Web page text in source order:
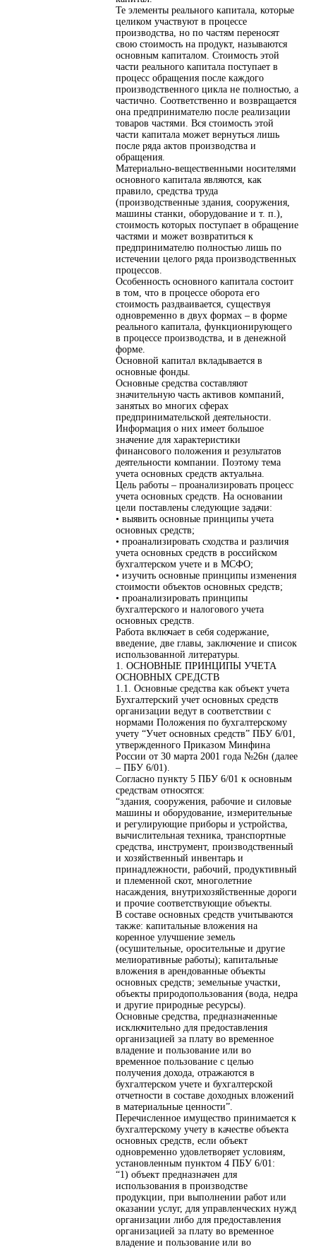
Те элементы реального капитала, которые
целиком участвуют в процессе
производства, но по частям переносят
свою стоимость на продукт, называются
основным капиталом. Стоимость этой
части реального капитала поступает в
процесс обращения после каждого
производственного цикла не полностью, а
частично. Соответственно и возвращается
она предпринимателю после реализации
товаров частями. Вся стоимость этой
части капитала может вернуться лишь
после ряда актов производства и
обращения.
Материально-вещественными носителями
основного капитала являются, как
правило, средства труда
(производственные здания, сооружения,
машины станки, оборудование и т. п.),
стоимость которых поступает в обращение
частями и может возвратиться к
предпринимателю полностью лишь по
истечении целого ряда производственных
процессов.
Особенность основного капитала состоит
в том, что в процессе оборота его
стоимость раздваивается, существуя
одновременно в двух формах – в форме
реального капитала, функционирующего
в процессе производства, и в денежной
форме.
Основной капитал вкладывается в
основные фонды.
Основные средства составляют
значительную часть активов компаний,
занятых во многих сферах
предпринимательской деятельности.
Информация о них имеет большое
значение для характеристики
финансового положения и результатов
деятельности компании. Поэтому тема
учета основных средств актуальна.
Цель работы – проанализировать процесс
учета основных средств. На основании
цели поставлены следующие задачи:
• выявить основные принципы учета
основных средств;
• проанализировать сходства и различия
учета основных средств в российском
бухгалтерском учете и в МСФО;
• изучить основные принципы изменения
стоимости объектов основных средств;
• проанализировать принципы
бухгалтерского и налогового учета
основных средств.
Работа включает в себя содержание,
введение, две главы, заключение и список
использованной литературы.
1. ОСНОВНЫЕ ПРИНЦИПЫ УЧЕТА
ОСНОВНЫХ СРЕДСТВ
1.1. Основные средства как объект учета
Бухгалтерский учет основных средств
организации ведут в соответствии с
нормами Положения по бухгалтерскому
учету “Учет основных средств” ПБУ 6/01,
утвержденного Приказом Минфина
России от 30 марта 2001 года №26н (далее
– ПБУ 6/01).
Согласно пункту 5 ПБУ 6/01 к основным
средствам относятся:
“здания, сооружения, рабочие и силовые
машины и оборудование, измерительные
и регулирующие приборы и устройства,
вычислительная техника, транспортные
средства, инструмент, производственный
и хозяйственный инвентарь и
принадлежности, рабочий, продуктивный
и племенной скот, многолетние
насаждения, внутрихозяйственные дороги
и прочие соответствующие объекты.
В составе основных средств учитываются
также: капитальные вложения на
коренное улучшение земель
(осушительные, оросительные и другие
мелиоративные работы); капитальные
вложения в арендованные объекты
основных средств; земельные участки,
объекты природопользования (вода, недра
и другие природные ресурсы).
Основные средства, предназначенные
исключительно для предоставления
организацией за плату во временное
владение и пользование или во
временное пользование с целью
получения дохода, отражаются в
бухгалтерском учете и бухгалтерской
отчетности в составе доходных вложений
в материальные ценности”.
Перечисленное имущество принимается к
бухгалтерскому учету в качестве объекта
основных средств, если объект
одновременно удовлетворяет условиям,
установленным пунктом 4 ПБУ 6/01:
“1) объект предназначен для
использования в производстве
продукции, при выполнении работ или
оказании услуг, для управленческих нужд
организации либо для предоставления
организацией за плату во временное
владение и пользование или во